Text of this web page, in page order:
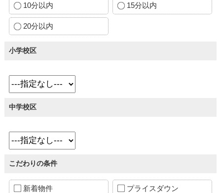
10分以内 15分以内
20分以内
小学校区
中学校区
こだわりの条件
新着物件 プライスダウン